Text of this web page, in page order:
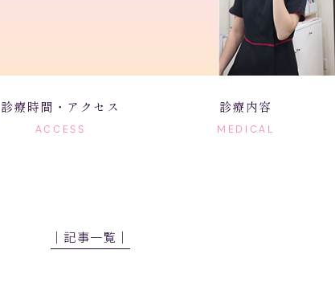
診療時間・アクセス
ACCESS
診療内容
MEDICAL
│記事一覧│